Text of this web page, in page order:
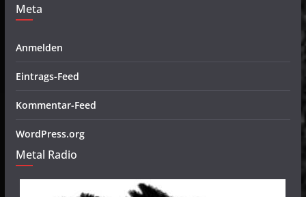
Meta
Anmelden
Eintrags-Feed
Kommentar-Feed
WordPress.org
Metal Radio